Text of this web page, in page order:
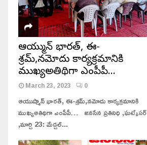
ఆయుష్మాన్ భారత్, ఈ-
శ్రమ్,నమోదు కార్యక్రమానికి
ముఖ్యఅతిథిగా ఎంపీపీ…
March 23, 2023 0
ఆయుష్మాన్ భారత్, ఈ-శ్రమ్,నమోదు కార్యక్రమానికి
ముఖ్యఅతిథిగా ఎంపీపీ… జనసేన ప్రతినిధి ,ఘట్కేసర్
,మార్చి 23: మేడ్చల్...